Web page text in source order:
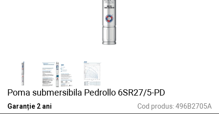
Poma submersibila Pedrollo 6SR27/5-PD
Garanție 2 ani Cod produs:496B2705A